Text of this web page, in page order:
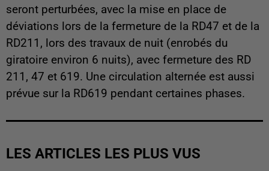
seront perturbées, avec la mise en place de
déviations lors de la fermeture de la RD47 et de la
RD211, lors des travaux de nuit (enrobés du
giratoire environ 6 nuits), avec fermeture des RD
211, 47 et 619. Une circulation alternée est aussi
prévue sur la RD619 pendant certaines phases.
LES ARTICLES LES PLUS VUS